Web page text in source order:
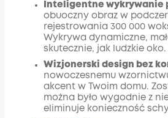
Inteligentne wykrywanie
obuoczny obraz w
rejestrowania 300 000
Wykrywa dynamiczne,
skutecznie, jak ludzkie oko.
Wizjonerski design bez
nowoczesnemu
akcent w Twoim domu.
można było wygodnie z
eliminuje konieczność